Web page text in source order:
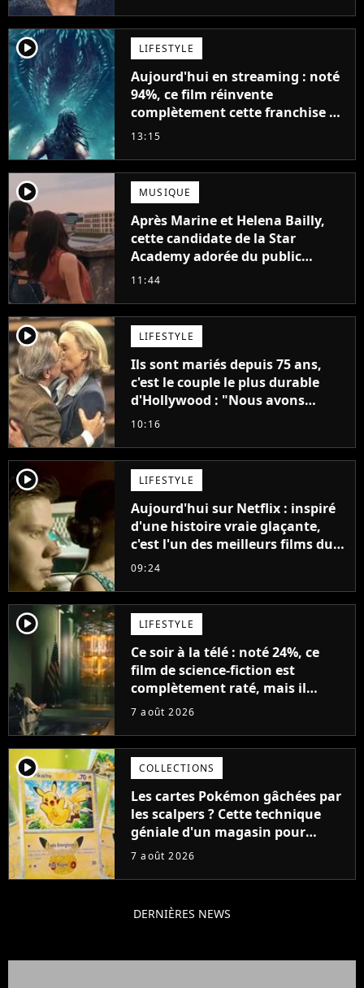
player2 LIFESTYLE
Aujourd'hui en streaming : noté
94%, ce film réinvente
complètement cette franchise de
science-fiction vieille de 40 ans
13:15
player2 MUSIQUE
Après Marine et Helena Bailly,
cette candidate de la Star
Academy adorée du public
annonce son premier album,
11:44
player2 LIFESTYLE
Ils sont mariés depuis 75 ans,
c'est le couple le plus durable
d'Hollywood : "Nous avons
avancé jour après jour, et les
décennies"
10:16
player2 LIFESTYLE
Aujourd'hui sur Netflix : inspiré
d'une histoire vraie glaçante,
c'est l'un des meilleurs films du
21ème siècle
09:24
player2 LIFESTYLE
Ce soir à la télé : noté 24%, ce
film de science-fiction est
complètement raté, mais il
aurait pu être encore pire à
7 août 2026
player2 COLLECTIONS
Les cartes Pokémon gâchées par
les scalpers ? Cette technique
géniale d'un magasin pour
ruiner les revendeurs
7 août 2026
DERNIÈRES NEWS